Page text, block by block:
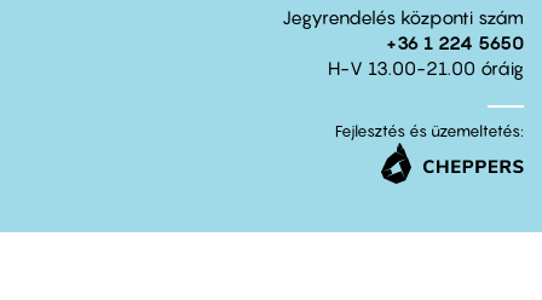
Jegyrendelés központi szám
+36 1 224 5650
H-V 13.00-21.00 óráig
Fejlesztés és üzemeltetés: